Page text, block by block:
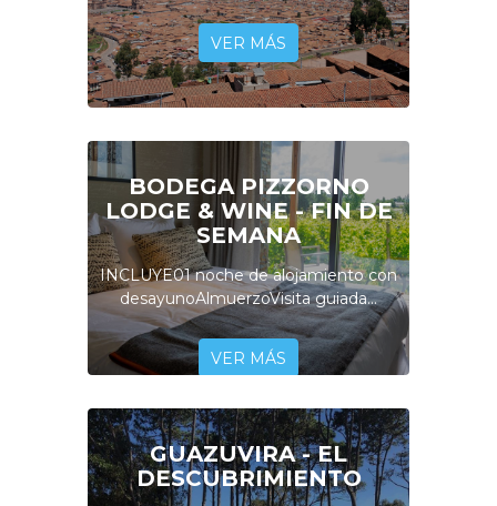
VER MÁS
BODEGA PIZZORNO
LODGE & WINE - FIN DE
SEMANA
INCLUYE01 noche de alojamiento con
desayunoAlmuerzoVisita guiada...
VER MÁS
GUAZUVIRA - EL
DESCUBRIMIENTO